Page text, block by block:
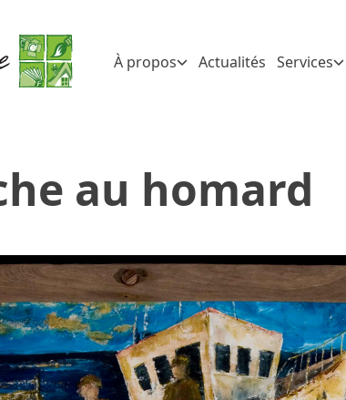
À propos Actualités Services
au homard